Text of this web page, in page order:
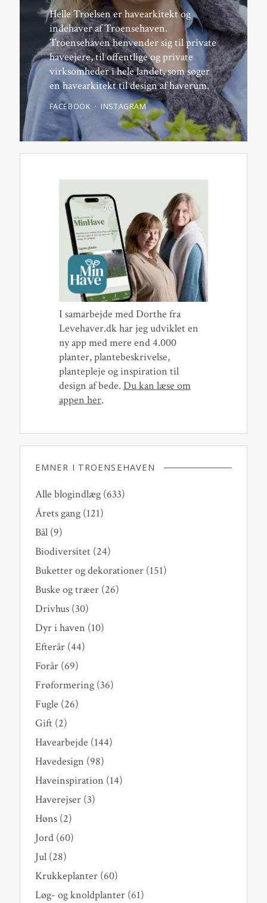
Helle Troelsen er havearkitekt og
indehaver af Troensehaven.
Troensehaven henvender sig til private
haveejere, til offentlige og private
virksomheder i hele landet, som søger
en havearkitekt til design af haverum.
FACEBOOK INSTAGRAM
I samarbejde med Dorthe fra
Levehaver.dk har jeg udviklet en
ny app med mere end 4.000
planter, plantebeskrivelse,
plantepleje og inspiration til
design af bede. Du kan læse om
appen her.
EMNER I TROENSEHAVEN
Alle blogindlæg(633)
Årets gang(121)
Bål(9)
Biodiversitet(24)
Buketter og dekorationer(151)
Buske og træer(26)
Drivhus(30)
Dyr i haven (10)
Efterår(44)
Forår(69)
Frøformering(36)
Fugle (26)
Gift(2)
Havearbejde (144)
Havedesign (98)
Haveinspiration (14)
Haverejser(3)
Høns(2)
Jord(60)
Jul(28)
Krukkeplanter(60)
Løg- og knoldplanter(61)